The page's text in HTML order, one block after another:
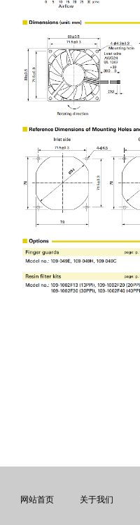
网站首页 关于我们